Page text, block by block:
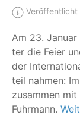
Veröffentlicht
Am 23.
ter die Fei­er
der
teil nah­men:
zusam­men
Fuhrmann.